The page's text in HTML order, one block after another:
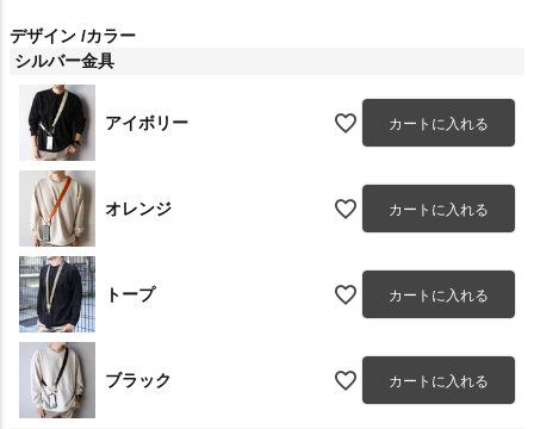
デザイン カラー
シルバー金具
アイボリー カートに入れる
オレンジ カートに入れる
トープ カートに入れる
ブラック カートに入れる